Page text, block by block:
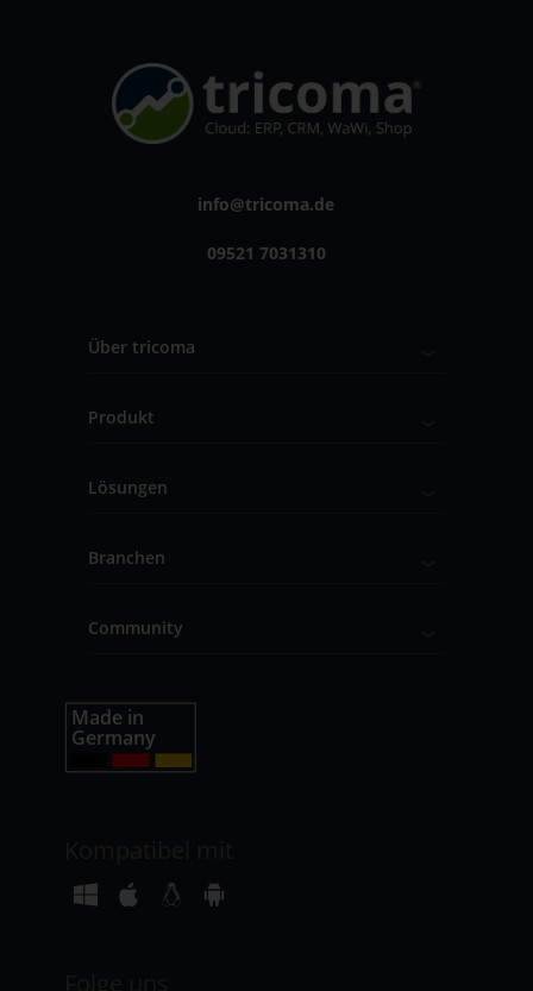
info@tricoma.de
09521 7031310
Über tricoma
Produkt
Lösungen
Branchen
Community